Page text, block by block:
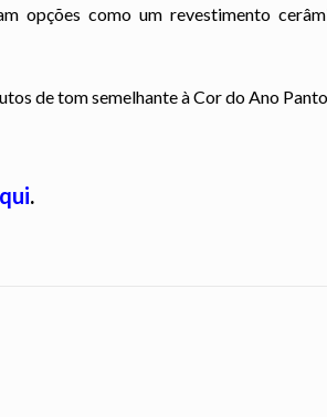
opções como um revestimento
de tom semelhante à Cor do Ano
.